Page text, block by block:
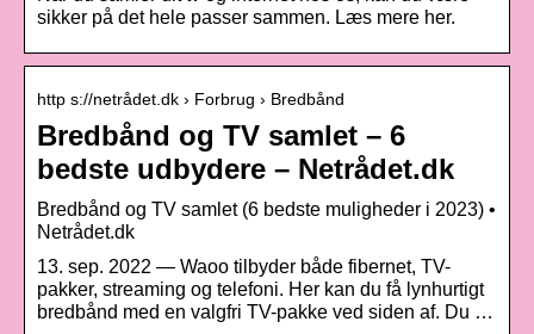
sikker på det hele passer sammen. Læs mere her.
http s://netrådet.dk › Forbrug › Bredbånd
Bredbånd og TV samlet – 6
bedste udbydere – Netrådet.dk
Bredbånd og TV samlet (6 bedste muligheder i 2023) •
Netrådet.dk
13. sep. 2022 — Waoo tilbyder både fibernet, TV-
pakker, streaming og telefoni. Her kan du få lynhurtigt
bredbånd med en valgfri TV-pakke ved siden af. Du …